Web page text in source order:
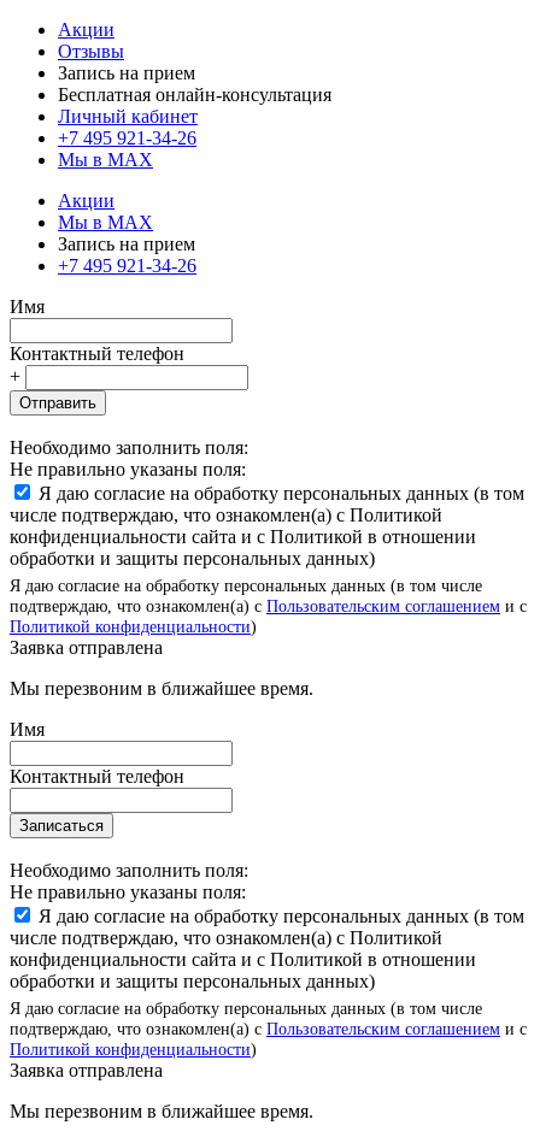
Акции
Отзывы
Запись на прием
Бесплатная онлайн-консультация
Личный кабинет
+7 495 921-34-26
Мы в MAX
Акции
Мы в MAX
Запись на прием
+7 495 921-34-26
Имя
Контактный телефон
+
Отправить
Необходимо заполнить поля:
Не правильно указаны поля:
Я даю согласие на обработку персональных данных (в том
числе подтверждаю, что ознакомлен(а) с Политикой
конфиденциальности сайта и с Политикой в отношении
обработки и защиты персональных данных)
Я даю согласие на обработку персональных данных (в том числе
подтверждаю, что ознакомлен(а) с Пользовательским соглашением и с
Политикой конфиденциальности)
Заявка отправлена
Мы перезвоним в ближайшее время.
Имя
Контактный телефон
Записаться
Необходимо заполнить поля:
Не правильно указаны поля:
Я даю согласие на обработку персональных данных (в том
числе подтверждаю, что ознакомлен(а) с Политикой
конфиденциальности сайта и с Политикой в отношении
обработки и защиты персональных данных)
Я даю согласие на обработку персональных данных (в том числе
подтверждаю, что ознакомлен(а) с Пользовательским соглашением и с
Политикой конфиденциальности)
Заявка отправлена
Мы перезвоним в ближайшее время.